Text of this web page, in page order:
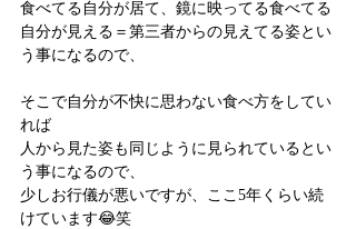
食べてる自分が居て、鏡に映ってる食べてる
自分が見える＝第三者からの見えてる姿とい
う事になるので、
そこで自分が不快に思わない食べ方をしてい
れば
人から見た姿も同じように見られているとい
う事になるので、
少しお行儀が悪いですが、ここ5年くらい続
けています😂笑